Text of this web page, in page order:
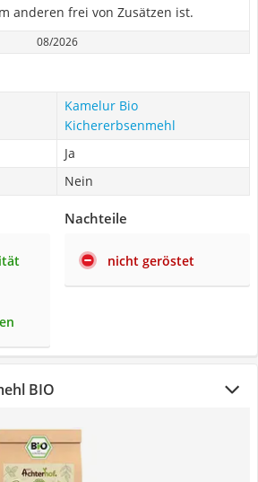
anderen frei von Zusätzen ist.
08/2026
Kamelur Bio
Kichererbsenmehl
Ja
Nein
Nachteile
nicht geröstet
BIO